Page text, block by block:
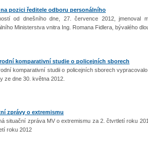
na pozici ředitele odboru personálního
od dnešního dne, 27. července 2012, jmenoval
Ministerstva vnitra Ing. Romana Fidlera, bývalého
komparativní studie o policejních sborech
komparativní studii o policejních sborech
ze dne 30. května 2012.
zprávy o extremismu
situační zpráva MV o extremismu za 2. čtvrtletí roku
roku 2012